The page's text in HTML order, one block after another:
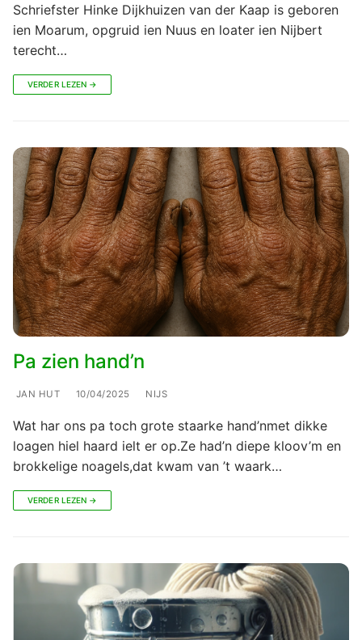
Schriefster Hinke Dijkhuizen van der Kaap is geboren
ien Moarum, opgruid ien Nuus en loater ien Nijbert
terecht…
VERDER LEZEN →
Pa zien hand’n
JAN HUT 10/04/2025 NIJS
Wat har ons pa toch grote staarke hand’nmet dikke
loagen hiel haard ielt er op.Ze had’n diepe kloov’m en
brokkelige noagels,dat kwam van ’t waark…
VERDER LEZEN →